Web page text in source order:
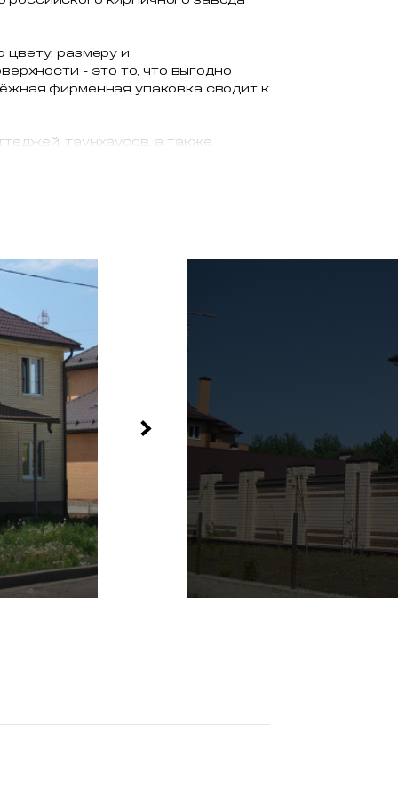
цвету, размеру и
- это то, что выгодно
фирменная упаковка сводит к
таунхаусов, а также